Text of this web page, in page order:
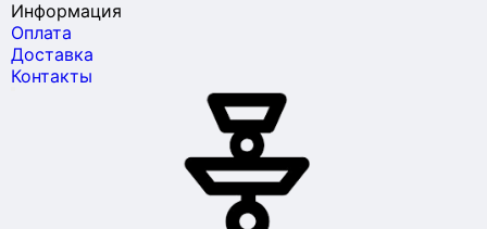
Информация
Оплата
Доставка
Контакты